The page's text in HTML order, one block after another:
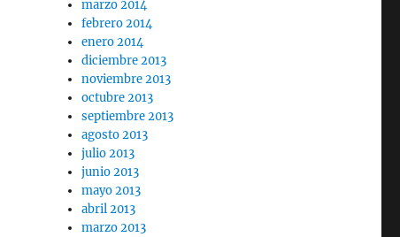
marzo 2014
febrero 2014
enero 2014
diciembre 2013
noviembre 2013
octubre 2013
septiembre 2013
agosto 2013
julio 2013
junio 2013
mayo 2013
abril 2013
marzo 2013